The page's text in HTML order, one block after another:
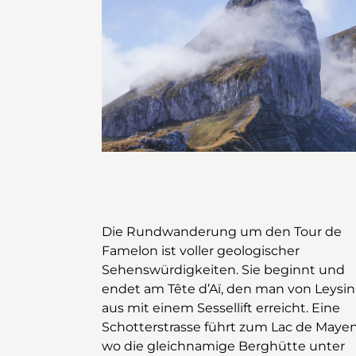
Die Rundwanderung um den Tour de
Famelon ist voller geologischer
Sehenswürdigkeiten. Sie beginnt und
endet am Tête d’Aï, den man von Leysin
aus mit einem Sessellift erreicht. Eine
Schotterstrasse führt zum Lac de
wo die gleichnamige Berghütte unter
Karrenfeld, das an eine Mondlandschaft
erinnert, mit zerklüfteten und teils
scharfkantigen Karstformationen.
Entsprechend ist Trittsicherheit gefragt
und trotz der faszinierenden, durch
jahrhundertelange Prozesse
Kulisse stets auf die Markierungen am